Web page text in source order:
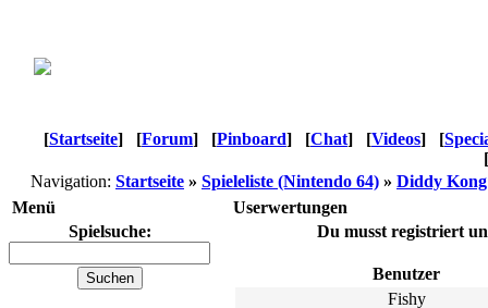
[Startseite] [Forum] [Pinboard] [Chat] [Videos] [
[
Navigation: Startseite » Spieleliste (Nintendo 64) » Diddy
Menü
Userwertungen
Spielsuche:
Du musst registriert
Benutzer
Fishy